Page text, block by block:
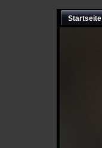
Startseite